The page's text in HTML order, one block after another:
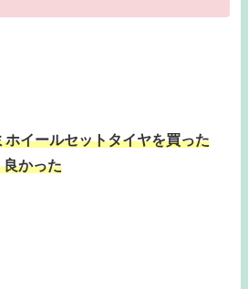
イールセットタイヤを買った
良かった